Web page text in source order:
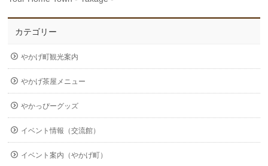
カテゴリー
やかげ町観光案内
やかげ茶屋メニュー
やかっぴーグッズ
イベント情報（交流館）
イベント案内（やかげ町）